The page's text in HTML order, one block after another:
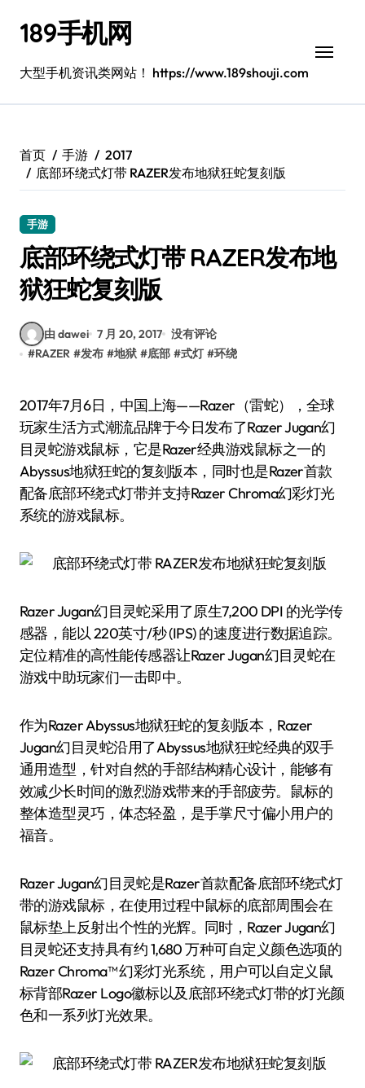
189手机网
大型手机资讯类网站！ https://www.189shouji.com
首页 手游
2017
底部环绕式灯带 RAZER发布地狱狂蛇复刻版
手游
底部环绕式灯带 RAZER发布地
狱狂蛇复刻版
由 dawei 7 月 20, 2017 没有评论
#RAZER #发布 #地狱 #底部 #式灯 #环绕
2017年7月6日，中国上海——Razer（雷蛇），全球
玩家生活方式潮流品牌于今日发布了Razer Jugan幻
目灵蛇游戏鼠标，它是Razer经典游戏鼠标之一的
Abyssus地狱狂蛇的复刻版本，同时也是Razer首款
配备底部环绕式灯带并支持Razer Chroma幻彩灯光
系统的游戏鼠标。
Razer Jugan幻目灵蛇采用了原生7,200 DPI 的光学传
感器，能以 220英寸/秒 (IPS) 的速度进行数据追踪。
定位精准的高性能传感器让Razer Jugan幻目灵蛇在
游戏中助玩家们一击即中。
作为Razer Abyssus地狱狂蛇的复刻版本，Razer
Jugan幻目灵蛇沿用了Abyssus地狱狂蛇经典的双手
通用造型，针对自然的手部结构精心设计，能够有
效减少长时间的激烈游戏带来的手部疲劳。鼠标的
整体造型灵巧，体态轻盈，是手掌尺寸偏小用户的
福音。
Razer Jugan幻目灵蛇是Razer首款配备底部环绕式灯
带的游戏鼠标，在使用过程中鼠标的底部周围会在
鼠标垫上反射出个性的光辉。同时，Razer Jugan幻
目灵蛇还支持具有约 1,680 万种可自定义颜色选项的
Razer Chroma™ 幻彩灯光系统，用户可以自定义鼠
标背部Razer Logo徽标以及底部环绕式灯带的灯光颜
色和一系列灯光效果。